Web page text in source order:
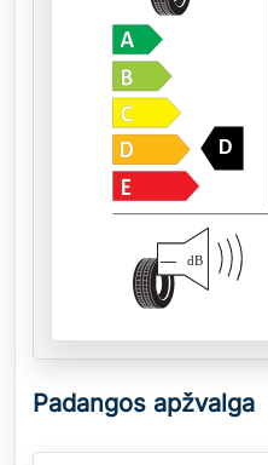
D
— dB
Padangos apžvalga